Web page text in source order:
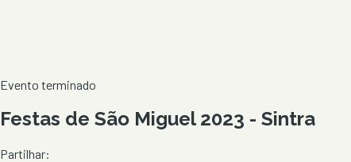
Evento terminado
Festas de São Miguel 2023 - Sintra
Partilhar: